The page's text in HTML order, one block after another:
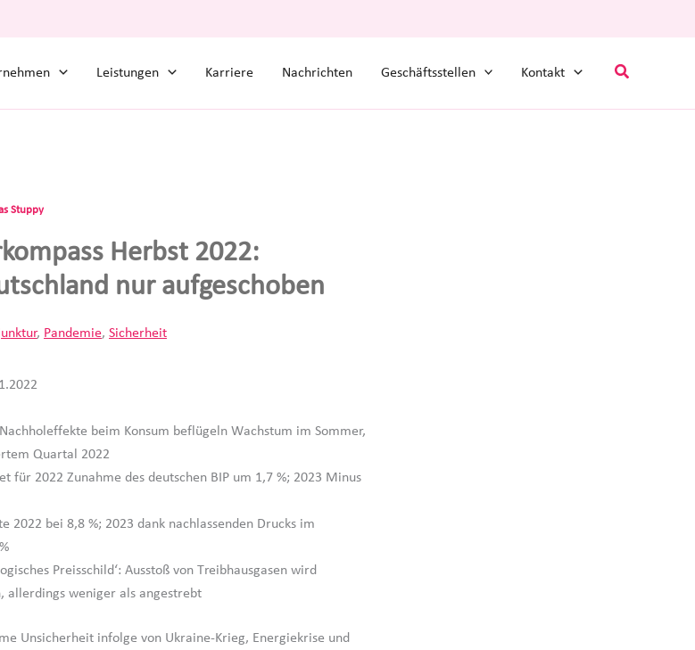
Leistungen Karriere Nachrichten Geschäftsstellen Kontakt Suchen
Stuppy
Herbst 2022:
nur aufgeschoben
, Pandemie, Sicherheit
beim Konsum beflügeln Wachstum im Sommer,
Quartal 2022
für 2022 Zunahme des deutschen BIP um 1,7 %; 2023 Minus
2022 bei 8,8 %; 2023 dank nachlassenden Drucks im
Preisschild‘: Ausstoß von Treibhausgasen wird
allerdings weniger als angestrebt
Unsicherheit infolge von Ukraine-Krieg, Energiekrise und